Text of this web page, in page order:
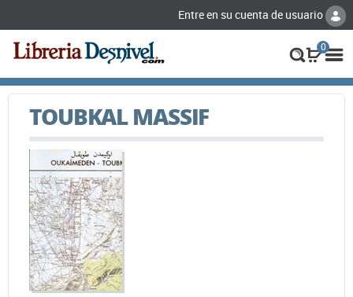
Entre en su cuenta de usuario
0
TOUBKAL MASSIF